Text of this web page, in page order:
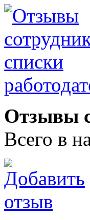
Отзывы
Всего в